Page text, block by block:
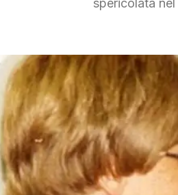
spericolata